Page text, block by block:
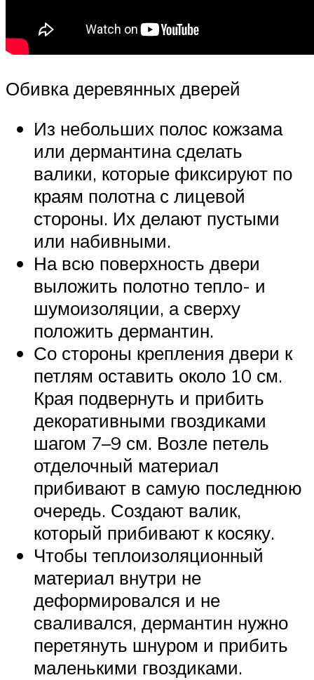
Обивка деревянных дверей
Из небольших полос кожзама
или дермантина сделать
валики, которые фиксируют по
краям полотна с лицевой
стороны. Их делают пустыми
или набивными.
На всю поверхность двери
выложить полотно тепло- и
шумоизоляции, а сверху
положить дермантин.
Со стороны крепления двери к
петлям оставить около 10 см.
Края подвернуть и прибить
декоративными гвоздиками
шагом 7–9 см. Возле петель
отделочный материал
прибивают в самую последнюю
очередь. Создают валик,
который прибивают к косяку.
Чтобы теплоизоляционный
материал внутри не
деформировался и не
сваливался, дермантин нужно
перетянуть шнуром и прибить
маленькими гвоздиками.